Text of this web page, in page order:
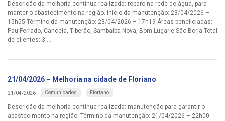
Descrição da melhoria contínua realizada: reparo na rede de água, para
manter o abastecimento na região. Início da manutenção: 23/04/2026 –
15h55 Término da manutenção: 23/04/2026 – 17h19 Áreas beneficiadas:
Pau Ferrado, Cancela, Tiberão, Sambaíba Nova, Bom Lugar e São Borja Total
de clientes: 3....
21/04/2026 – Melhoria na cidade de Floriano
21/04/2026 Comunicados Floriano
Descrição da melhoria contínua realizada: manutenção para garantir o
abastecimento na região. Término da manutenção: 21/04/2026 – 22h00